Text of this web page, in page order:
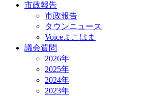
市政報告
市政報告
タウンニュース
Voiceよこはま
議会質問
2026年
2025年
2024年
2023年